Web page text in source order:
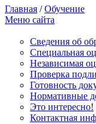
Главная /Обучение
Меню сайта
Сведения об
Cпециальная
Независимая
Проверка
Готовность
Нормативные
Это интересно!
Контактная